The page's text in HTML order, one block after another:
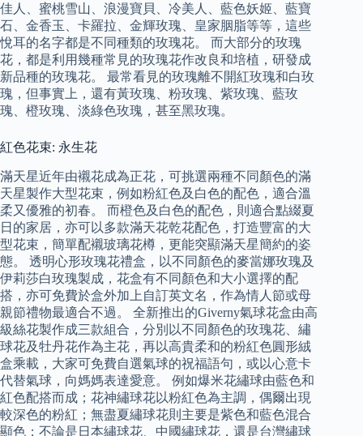
佳人、蜜桃雪山、浪漫寶貝、冷美人、藍色妖姬、藍寶
石、金香玉、卡羅拉、金輝玫瑰、皇家胭脂等等，這些
悅耳的名字都是不同種類的玫瑰花。 而大部分的玫瑰
花，都是利用幾種常見的玫瑰花作改良和培植，研發成
新品種的玫瑰花。 最常看見的玫瑰離不開紅玫瑰和白玫
瑰，但事實上，還有黃玫瑰、粉玫瑰、紫玫瑰、藍玫
瑰、橙玫瑰、淡綠色玫瑰，甚至黑玫瑰。
紅色花束: 永生花
滿天星近年由襯花成為正花，可挑選兩種不同顏色的滿
天星製作大型花束，例如粉紅色及白色的配色，適合溫
柔又優雅的初春。 而橙色及白色的配色，則適合點綴夏
日的家居，亦可以多款滿天花乾花配色，打造豐富的大
型花束，簡單配襯玻璃花樽，更能突顯滿天星簡約的姿
態。 透明心形玫瑰花禮盒，以不同顏色的麥當娜玫瑰及
伊莉莎白玫瑰製成，花盒有不同顏色和大小選擇的配
搭，亦可免費於盒外加上自訂英文名，作為情人節或母
親節禮物最適合不過。 全新推出的Giverny氣球花盒由高
級絲花製作成三款組合，分別以不同顏色的玫瑰花、繡
球花及牡丹花作為主花，再以高貴柔和的粉紅色圓形絨
盒乘載，大家可免費自選氣球的祝福語句，或以心意卡
代替氣球，向媽媽表達愛意。 例如爆米花繡球由藍色和
紅色配搭而成；花神繡球花以粉紅色為主調，偶爾出現
較深色的粉紅；無盡夏繡球花則主要是紫色和藍色混合
顯色；不論是日本繡球花、中國繡球花，還是台灣繡球